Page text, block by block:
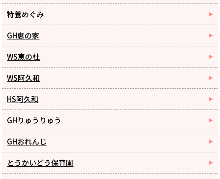
特養めぐみ
GH恵の家
WS恵の杜
WS阿久和
HS阿久和
GHりゅうりゅう
GHおれんじ
とうかいどう保育園